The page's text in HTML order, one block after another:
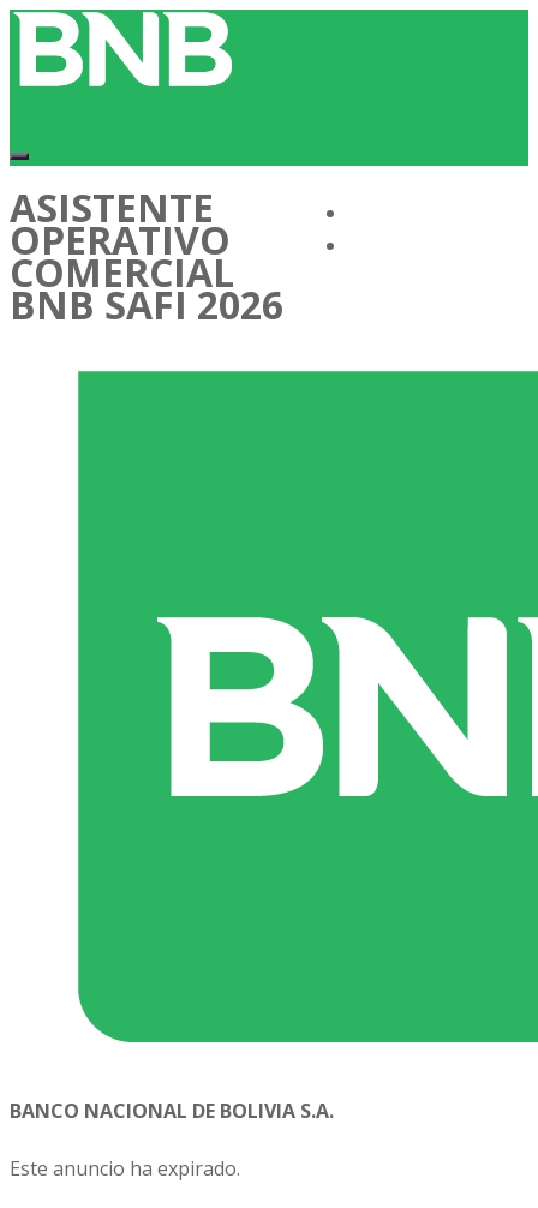
ASISTENTE
OPERATIVO
COMERCIAL
BNB SAFI 2026
BANCO NACIONAL DE BOLIVIA S.A.
Este anuncio ha expirado.